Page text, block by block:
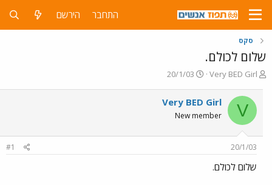
התחבר הירשם
סקס
שלום לכולם.
פ
ח
ה
ו
ש
Very BED Girl
פ
ס
ם
ת
20/1/03
V
Very BED Girl
New member
20/1/03
#1
שלום לכולם.